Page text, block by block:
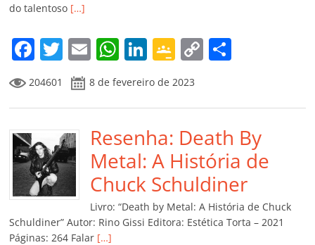
do talentoso […]
F
a
c
e
b
o
o
k
T
w
itt
er
E
m
ai
l
W
at
s
A
p
p
Li
k
e
dI
n
G
o
o
gl
e
Cl
a
ss
ro
C
y
Li
n
k
p
ar
til
h
ar
204601 8 de fevereiro de 2023
Resenha: Death By
Metal: A História de
Chuck Schuldiner
Livro: “Death by Metal: A História de Chuck
Schuldiner” Autor: Rino Gissi Editora: Estética Torta – 2021
Páginas: 264 Falar […]